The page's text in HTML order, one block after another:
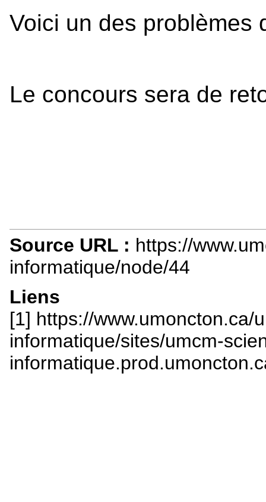
Voici un des problèmes
Le concours sera de
Source URL : https://
informatique/node/44
Liens
[1] https://www.umoncton.ca/
informatique/sites/umcm-